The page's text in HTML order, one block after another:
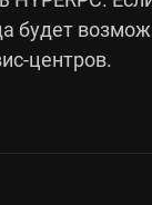
будет
центров.